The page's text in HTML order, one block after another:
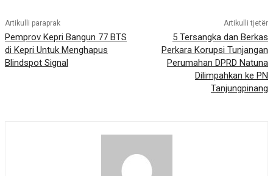
Artikulli paraprak
Pemprov Kepri Bangun 77 BTS
di Kepri Untuk Menghapus
Blindspot Signal
Artikulli tjetër
5 Tersangka dan Berkas
Perkara Korupsi Tunjangan
Perumahan DPRD Natuna
Dilimpahkan ke PN
Tanjungpinang